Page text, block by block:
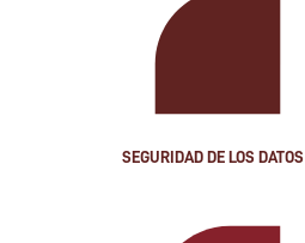
SEGURIDAD DE LOS DATOS